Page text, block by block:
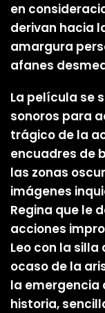
en
derivan hacia
amargura
afanes
La película se
sonoros para
trágico de la
encuadres de
las zonas
imágenes
Regina que le
acciones
Leo con la
ocaso de la
la emergencia
historia,